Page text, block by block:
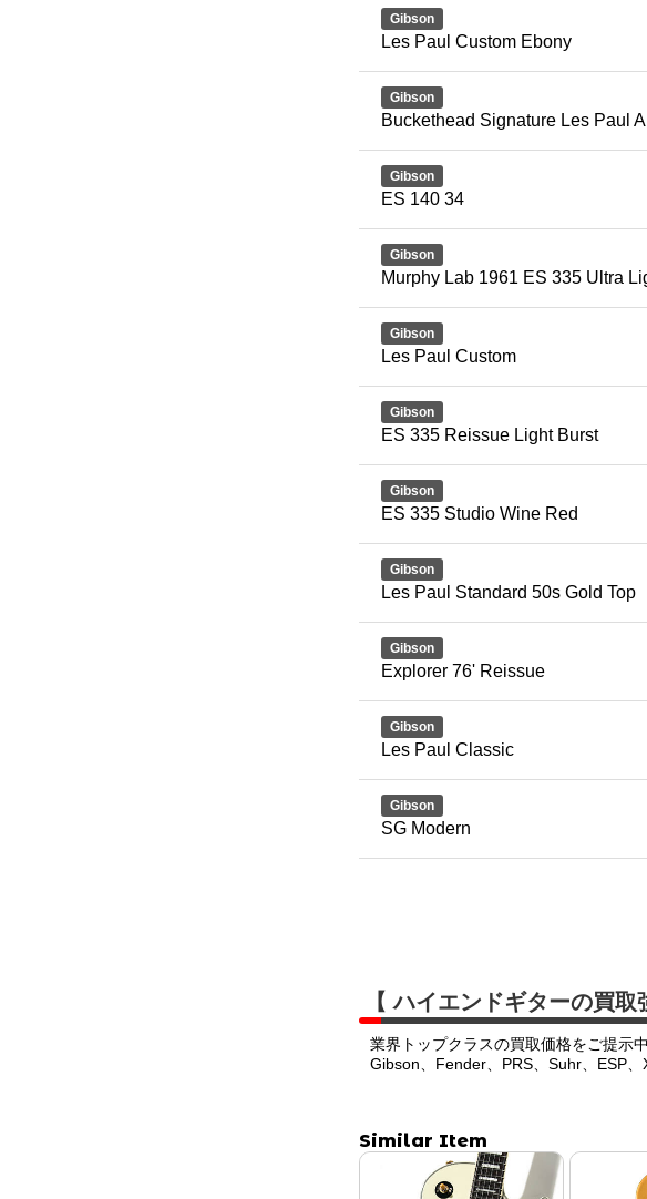
Gibson
Les Paul Custom Ebony
Gibson
Buckethead Signature Les Paul
Gibson
ES 140 34
Gibson
Murphy Lab 1961 ES 335 Ultra
Gibson
Les Paul Custom
Gibson
ES 335 Reissue Light Burst
Gibson
ES 335 Studio Wine Red
Gibson
Les Paul Standard 50s Gold Top
Gibson
Explorer 76' Reissue
Gibson
Les Paul Classic
Gibson
SG Modern
【 ハイエンドギターの買取
業界トップクラスの買取価格をご提示
Gibson、Fender、PRS、Suhr、ESP
Similar Item